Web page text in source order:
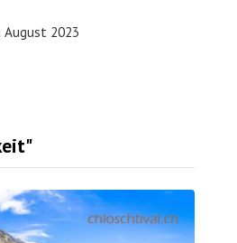
August 2023